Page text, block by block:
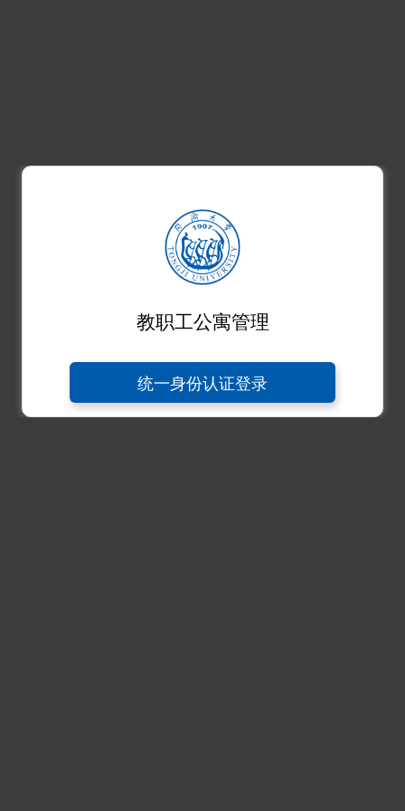
教职工公寓管理
统一身份认证登录